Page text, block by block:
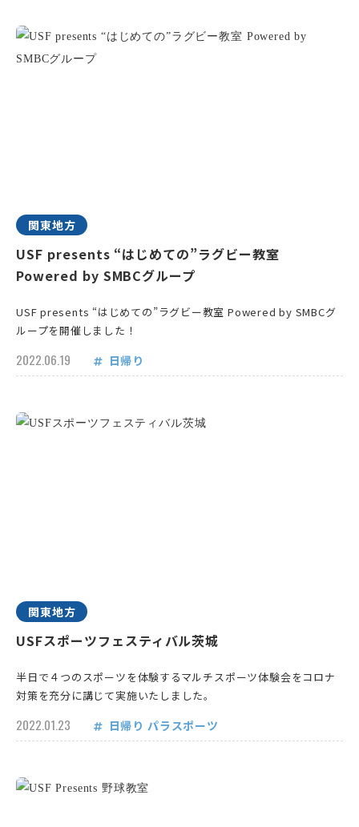
関東地方
USF presents “はじめての”ラグビー教室
Powered by SMBCグループ
USF presents “はじめての”ラグビー教室 Powered by SMBCグ
ループを開催しました！
2022.06.19 日帰り
関東地方
USFスポーツフェスティバル茨城
半日で４つのスポーツを体験するマルチスポーツ体験会をコロナ
対策を充分に講じて実施いたしました。
2022.01.23 日帰り パラスポーツ